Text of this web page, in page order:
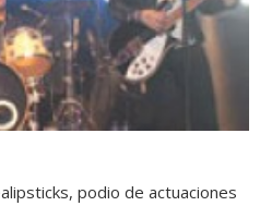
podio de actuaciones